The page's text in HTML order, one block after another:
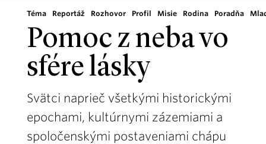
Téma Reportáž Rozhovor Profil Misie Rodina Poradňa
Pomoc z neba vo
sfére lásky
Svätci naprieč všetkými historickými
epochami, kultúrnymi zázemiami a
spoločenskými postaveniami chápu